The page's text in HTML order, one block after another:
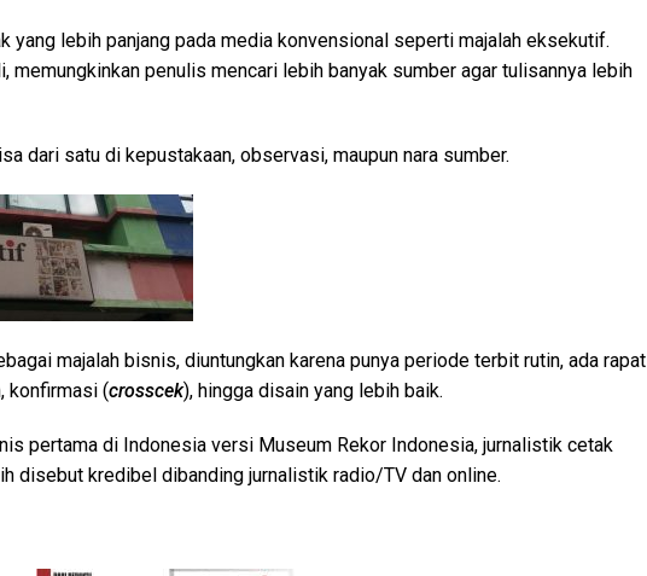
yang lebih panjang pada media konvensional seperti majalah eksekutif.
memungkinkan penulis mencari lebih banyak sumber agar tulisannya lebih
dari satu di kepustakaan, observasi, maupun nara sumber.
majalah bisnis, diuntungkan karena punya periode terbit rutin, ada rapat
konfirmasi (crosscek), hingga disain yang lebih baik.
pertama di Indonesia versi Museum Rekor Indonesia, jurnalistik cetak
disebut kredibel dibanding jurnalistik radio/TV dan online.